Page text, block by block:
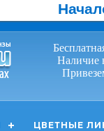
Наличие
ЦВЕТНЫЕ